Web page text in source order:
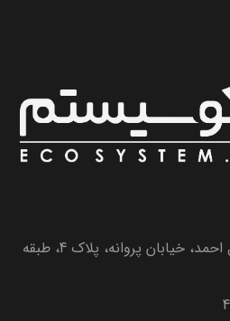
تهران، بزرگراه جلال آل احمد، خیابان پروانه، پلاک 4، طبقه